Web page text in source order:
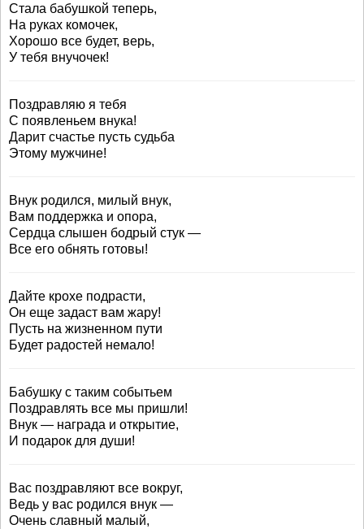
Стала бабушкой теперь,
На руках комочек,
Хорошо все будет, верь,
У тебя внучочек!
Поздравляю я тебя
С появленьем внука!
Дарит счастье пусть судьба
Этому мужчине!
Внук родился, милый внук,
Вам поддержка и опора,
Сердца слышен бодрый стук —
Все его обнять готовы!
Дайте крохе подрасти,
Он еще задаст вам жару!
Пусть на жизненном пути
Будет радостей немало!
Бабушку с таким событьем
Поздравлять все мы пришли!
Внук — награда и открытие,
И подарок для души!
Вас поздравляют все вокруг,
Ведь у вас родился внук —
Очень славный малый,